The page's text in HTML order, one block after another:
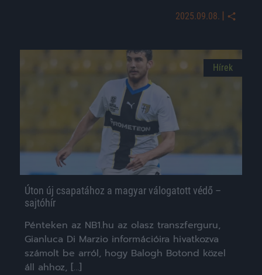
2025.09.08. |
Hírek
Úton új csapatához a magyar válogatott védő –
sajtóhír
Pénteken az NB1.hu az olasz transzferguru,
Gianluca Di Marzio információira hivatkozva
számolt be arról, hogy Balogh Botond közel
áll ahhoz, […]